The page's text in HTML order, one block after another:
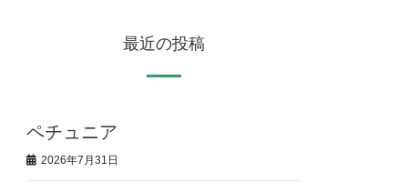
最近の投稿
ペチュニア
2026年7月31日